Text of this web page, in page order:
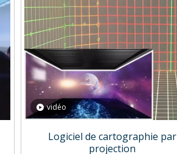
vidéo
Logiciel de cartographie par
projection